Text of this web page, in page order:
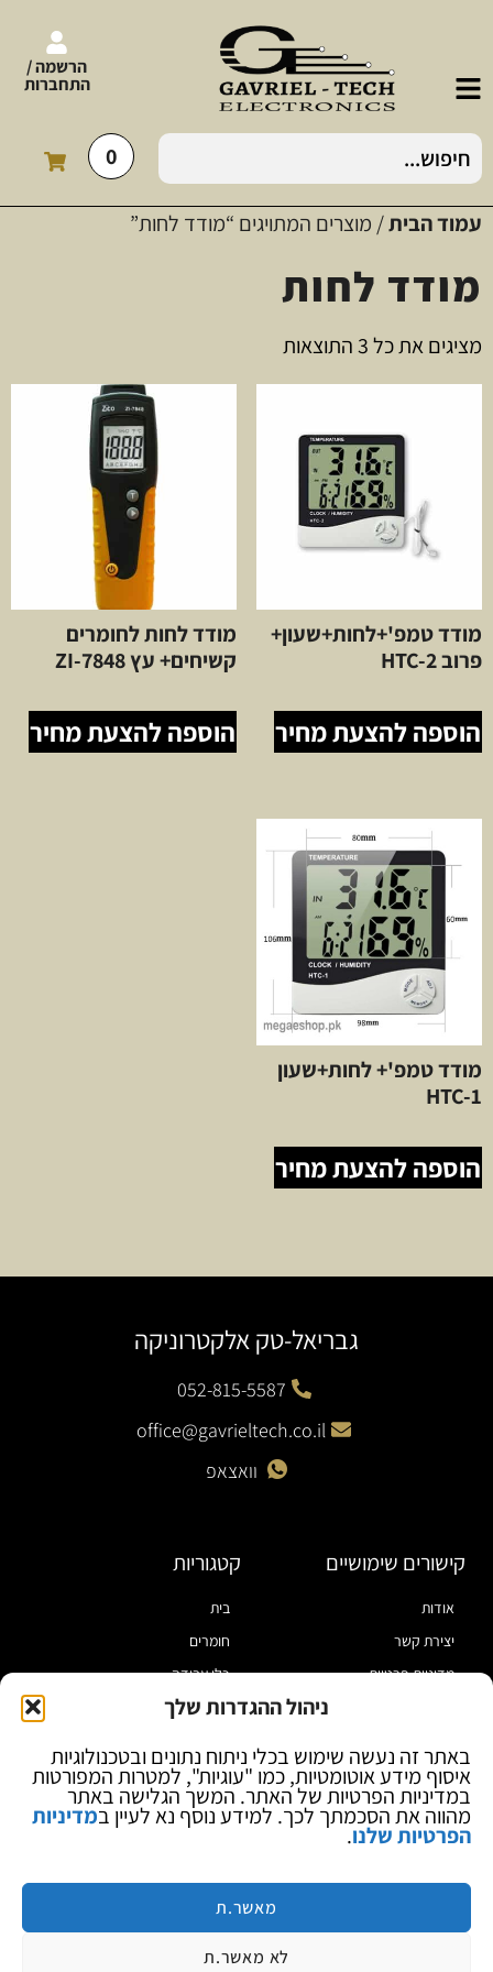
ניהול ההגדרות שלך
באתר זה נעשה שימוש בכלי ניתוח נתונים ובטכנולוגיות
איסוף מידע אוטומטיות, כמו "עוגיות", למטרות המפורטות
במדיניות הפרטיות של האתר. המשך הגלישה באתר
מהווה את הסכמתך לכך. למידע נוסף נא לעיין במדיניות
הפרטיות שלנו.
מאשר.ת
לא מאשר.ת
הרשמה /
התחברות
0
עמוד הבית/ מוצרים המתויגים “מודד לחות”
מודד לחות
מציגים את כל ⁦3⁩ התוצאות
מודד טמפ'+לחות+שעון+
פרוב HTC-2
הוספה להצעת מחיר
מודד לחות לחומרים
קשיחים+ עץ ZI-7848
הוספה להצעת מחיר
מודד טמפ'+ לחות+שעון
HTC-1
הוספה להצעת מחיר
גבריאל-טק אלקטרוניקה
052-815-5587
office@gavrieltech.co.il
וואצאפ
קישורים שימושיים
אודות
יצירת קשר
מדיניות פרטיות
בלוג
קטגוריות
בית
חומרים
כלי עבודה
מוצרי הלחמה
ספקי כח ומודדים
ציוד אופטי להגדלה
מותגים